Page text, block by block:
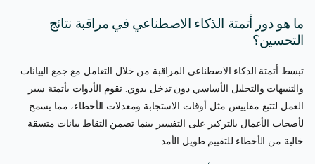
ما هو دور أتمتة الذكاء الاصطناعي في مراقبة نتائج
التحسين؟
تبسط أتمتة الذكاء الاصطناعي المراقبة من خلال التعامل مع جمع البيانات
والتنبيهات والتحليل الأساسي دون تدخل يدوي. تقوم الأدوات بأتمتة سير
العمل لتتبع مقاييس مثل أوقات الاستجابة ومعدلات الأخطاء، مما يسمح
لأصحاب الأعمال بالتركيز على التفسير بينما تضمن التقاط بيانات متسقة
خالية من الأخطاء للتقييم طويل الأمد.